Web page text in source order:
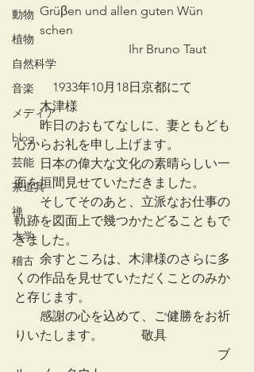
動物
植物
自然科学
音楽
メディア
blog
芸能
茶道具
禅
大学
稽古
Grüβen und allen guten Wün
schen
Ihr Bruno Taut
1933年10月18日京都にて
木津様
昨日のおもてなしに、妻ともども
心からお礼を申し上げます。
日本の偉大な文化の素晴らしい一
面を垣間見せていただきました。
そしてそのあと、立派なお仕事の
軌跡を図面上で幾つかたどることもで
きました。
余すところは、木津様のさらに多
くの作品を見せていただくことのみか
と存じます。
感謝の心を込めて、ご健勝をお祈
りいたします。　　　敬具
ブ